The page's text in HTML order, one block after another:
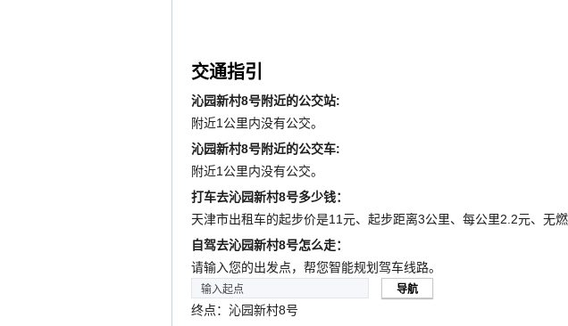
交通指引
沁园新村8号附近的公交站:
附近1公里内没有公交。
沁园新村8号附近的公交车:
附近1公里内没有公交。
打车去沁园新村8号多少钱：
天津市出租车的起步价是11元、起步距离3公里、每公里2.2元、无燃
自驾去沁园新村8号怎么走：
请输入您的出发点，帮您智能规划驾车线路。
终点：沁园新村8号